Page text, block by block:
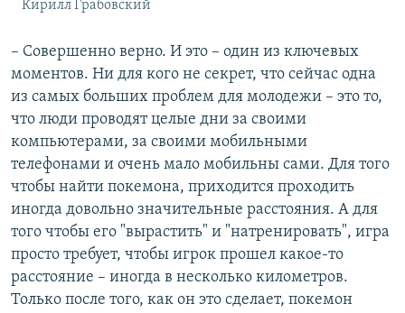
Кирилл Грабовский
– Совершенно верно. И это – один из ключевых
моментов. Ни для кого не секрет, что сейчас одна
из самых больших проблем для молодежи – это то,
что люди проводят целые дни за своими
компьютерами, за своими мобильными
телефонами и очень мало мобильны сами. Для того
чтобы найти покемона, приходится проходить
иногда довольно значительные расстояния. А для
того чтобы его "вырастить" и "натренировать", игра
просто требует, чтобы игрок прошел какое-то
расстояние – иногда в несколько километров.
Только после того, как он это сделает, покемон